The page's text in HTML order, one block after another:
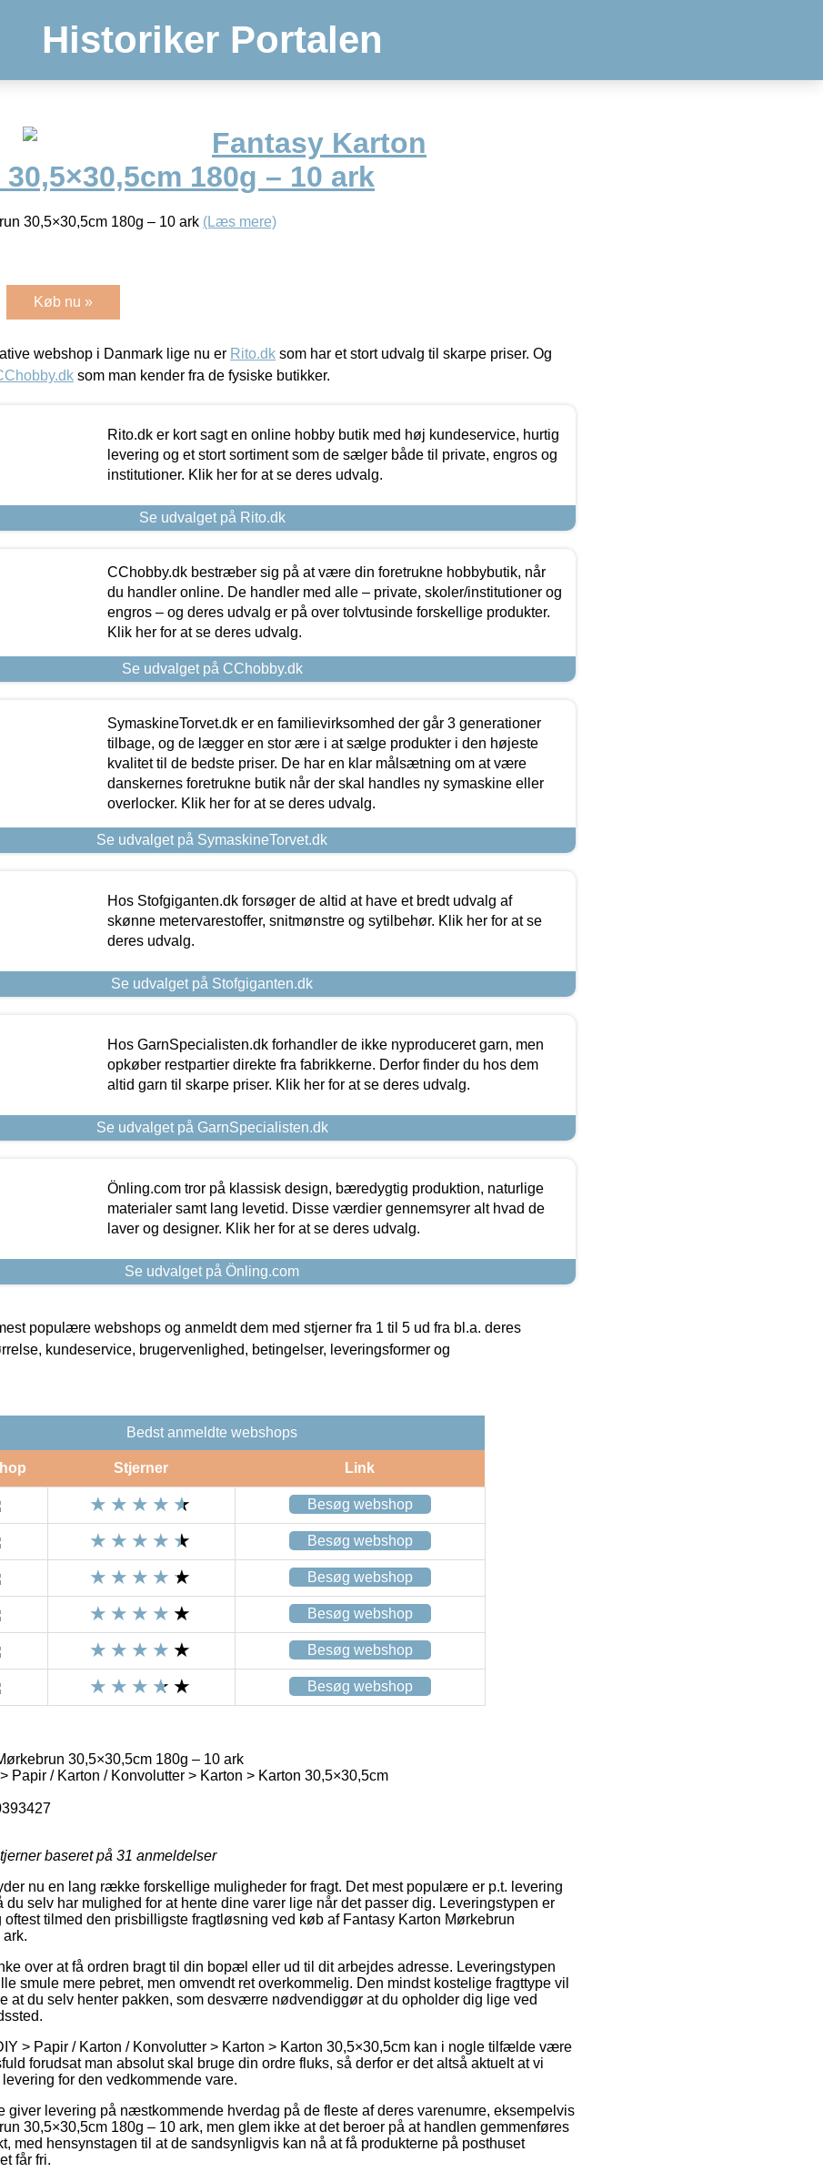
Historiker Portalen
Fantasy Karton
180g – 10 ark
30,5×30,5cm 180g – 10 ark (Læs mere)
Køb nu »
webshop i Danmark lige nu er Rito.dk som har et stort udvalg til skarpe priser. Og
som man kender fra de fysiske butikker.
Rito.dk er kort sagt en online hobby butik med høj kundeservice, hurtig
levering og et stort sortiment som de sælger både til private, engros og
institutioner. Klik her for at se deres udvalg.
Se udvalget på Rito.dk
CChobby.dk bestræber sig på at være din foretrukne hobbybutik, når
du handler online. De handler med alle – private, skoler/institutioner og
engros – og deres udvalg er på over tolvtusinde forskellige produkter.
Klik her for at se deres udvalg.
Se udvalget på CChobby.dk
SymaskineTorvet.dk er en familievirksomhed der går 3 generationer
tilbage, og de lægger en stor ære i at sælge produkter i den højeste
kvalitet til de bedste priser. De har en klar målsætning om at være
danskernes foretrukne butik når der skal handles ny symaskine eller
overlocker. Klik her for at se deres udvalg.
Se udvalget på SymaskineTorvet.dk
Hos Stofgiganten.dk forsøger de altid at have et bredt udvalg af
skønne metervarestoffer, snitmønstre og sytilbehør. Klik her for at se
deres udvalg.
Se udvalget på Stofgiganten.dk
Hos GarnSpecialisten.dk forhandler de ikke nyproduceret garn, men
opkøber restpartier direkte fra fabrikkerne. Derfor finder du hos dem
altid garn til skarpe priser. Klik her for at se deres udvalg.
Se udvalget på GarnSpecialisten.dk
Önling.com tror på klassisk design, bæredygtig produktion, naturlige
materialer samt lang levetid. Disse værdier gennemsyrer alt hvad de
laver og designer. Klik her for at se deres udvalg.
Se udvalget på Önling.com
populære webshops og anmeldt dem med stjerner fra 1 til 5 ud fra bl.a. deres
kundeservice, brugervenlighed, betingelser, leveringsformer og
Bedst anmeldte webshops
Stjerner Link
Besøg webshop
Besøg webshop
Besøg webshop
Besøg webshop
Besøg webshop
Besøg webshop
30,5×30,5cm 180g – 10 ark
Papir / Karton / Konvolutter > Karton > Karton 30,5×30,5cm
baseret på 31 anmeldelser
nu en lang række forskellige muligheder for fragt. Det mest populære er p.t. levering
du selv har mulighed for at hente dine varer lige når det passer dig. Leveringstypen er
tilmed den prisbilligste fragtløsning ved køb af Fantasy Karton Mørkebrun
over at få ordren bragt til din bopæl eller ud til dit arbejdes adresse. Leveringstypen
smule mere pebret, men omvendt ret overkommelig. Den mindst kostelige fragttype vil
at du selv henter pakken, som desværre nødvendiggør at du opholder dig lige ved
> Papir / Karton / Konvolutter > Karton > Karton 30,5×30,5cm kan i nogle tilfælde være
forudsat man absolut skal bruge din ordre fluks, så derfor er det altså aktuelt at vi
for den vedkommende vare.
giver levering på næstkommende hverdag på de fleste af deres varenumre, eksempelvis
30,5×30,5cm 180g – 10 ark, men glem ikke at det beroer på at handlen gemmenføres
med hensynstagen til at de sandsynligvis kan nå at få produkterne på posthuset
får fri.